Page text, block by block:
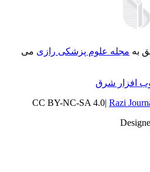
بهمجله علوم پزشکی رازی می
افزار شرق
Razi